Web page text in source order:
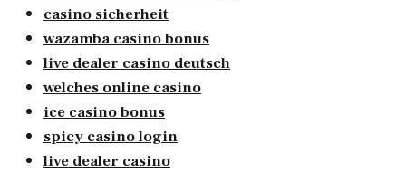
casino sicherheit
wazamba casino bonus
live dealer casino deutsch
welches online casino
ice casino bonus
spicy casino login
live dealer casino